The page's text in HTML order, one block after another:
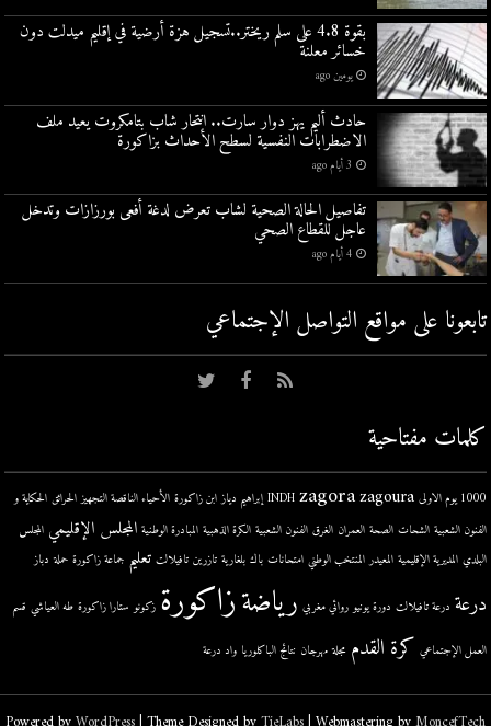
بقوة 4.8 على سلم ريختر..تسجيل هزة أرضية في إقليم ميدلت دون
خسائر معلنة
يومين ago
حادث أليم يهز دوار سارت.. انتحار شاب بتامكروت يعيد ملف
الاضطرابات النفسية لسطح الأحداث بزاكورة
3 أيام ago
تفاصيل الحالة الصحية لشاب تعرض لدغة أفعى بورزازات وتدخل
عاجل للقطاع الصحي
4 أيام ago
تابعونا على مواقع التواصل اﻹجتماعي
كلمات مفتاحية
1000 يوم الاولى INDH zagora zagoura إبراهيم دياز ابن زاكورة الأحياء الناقصة التجهيز الحرائق الحكاية و
الفنون الشعبية الشحات الصحة العمران الغرق الفنون الشعبية الكرة الذهبية المبادرة الوطنية المجلس الإقليمي المجلس
البلدي المديرية الإقليمية المعيدر المنتخب الوطني امتحانات باك بلغارية تازرين تافيلالت تعليم جماعة زاكورة حملة دباز
درعة درعة تافيلالت دورة يونيو روائي مغربي رياضةزاكورة زكونو ستارا زاكورة طه العياشي قسم
العمل الإجتماعي كرة القدم مجلة مهرجان نتائج الباكلوريا واد درعة